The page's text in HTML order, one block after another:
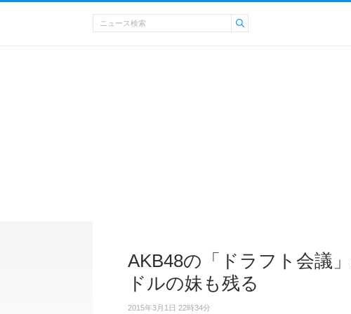
AKB48の「ドラフト会議
ドルの妹も残る
2015年3月1日 22時34分